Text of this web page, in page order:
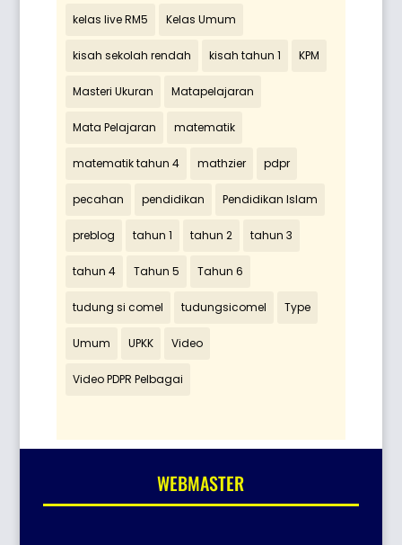
kelas live RM5 Kelas Umum
kisah sekolah rendah kisah tahun 1 KPM
Masteri Ukuran Matapelajaran
Mata Pelajaran matematik
matematik tahun 4 mathzier pdpr
pecahan pendidikan Pendidikan Islam
preblog tahun 1 tahun 2 tahun 3
tahun 4 Tahun 5 Tahun 6
tudung si comel tudungsicomel Type
Umum UPKK Video
Video PDPR Pelbagai
WEBMASTER